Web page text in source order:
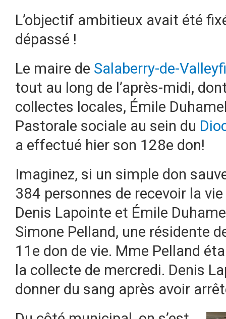
L’objectif ambitieux avait été
dépassé !
Le maire de Salaberry-de-
tout au long de l’après-midi,
collectes locales, Émile
Pastorale sociale au sein du
a effectué hier son 128e don!
Imaginez, si un simple don
384 personnes de recevoir la
Denis Lapointe et Émile
Simone Pelland, une résidente
11e don de vie. Mme Pelland
la collecte de mercredi. Denis
donner du sang après avoir